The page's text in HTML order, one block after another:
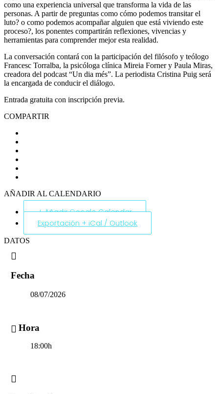
como una experiencia universal que transforma la vida de las
personas. A partir de preguntas como cómo podemos transitar el
luto? o como podemos acompañar alguien que está viviendo este
proceso?, los ponentes compartirán reflexiones, vivencias y
herramientas para comprender mejor esta realidad.
La conversación contará con la participación del filósofo y teólogo
Francesc Torralba, la psicóloga clínica Mireia Forner y Paula Miras,
creadora del podcast “Un dia més”. La periodista Cristina Puig será
la encargada de conducir el diálogo.
Entrada gratuita con inscripción previa.
COMPARTIR
AÑADIR AL CALENDARIO
+ Añadir Google Calendar
Exportación + iCal / Outlook
DATOS
Fecha
08/07/2026
Hora
18:00h